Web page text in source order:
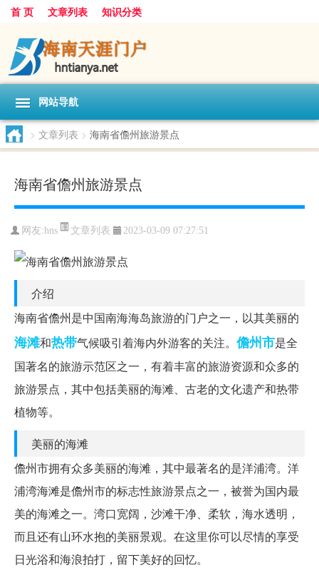
首 页 文章列表 知识分类
网站导航
> 文章列表 > 海南省儋州旅游景点
海南省儋州旅游景点
网友:hns 文章列表 2023-03-09 07:27:51
介绍
海南省儋州是中国南海海岛旅游的门户之一，以其美丽的
海滩和热带气候吸引着海内外游客的关注。 儋州市是全
国著名的旅游示范区之一，有着丰富的旅游资源和众多的
旅游景点，其中包括美丽的海滩、古老的文化遗产和热带
植物等。
美丽的海滩
儋州市拥有众多美丽的海滩，其中最著名的是洋浦湾。洋
浦湾海滩是儋州市的标志性旅游景点之一，被誉为国内最
美的海滩之一。湾口宽阔，沙滩干净、柔软，海水透明，
而且还有山环水抱的美丽景观。在这里你可以尽情的享受
日光浴和海浪拍打，留下美好的回忆。